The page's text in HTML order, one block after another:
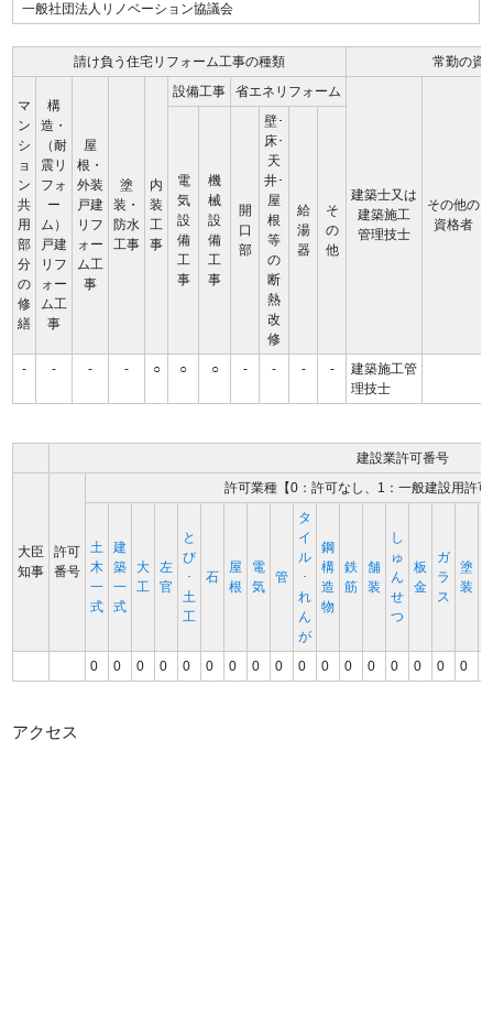
一般社団法人リノベーション協議会
請け負う住宅リフォーム工事の種類 常勤の資
マ
ン
シ
ョ
ン
共
用
部
分
の
修
繕
構
造・
（耐
震リ
フォ
ー
ム）
戸建
リフ
ォー
ム工
事
屋
根・
外装
戸建
リフ
ォー
ム工
事
塗
装・
防水
工事
内
装
工
事
設備工事 省エネリフォーム
建築士又は
建築施工
管理技士
その他の
資格者
電
気
設
備
工
事
機
械
設
備
工
事
開
口
部
壁･
床･
天
井･
屋
根
等
の
断
熱
改
修
給
湯
器
そ
の
他
- - - - ○ ○ ○ - - - -
建築施工管
理技士
建設業許可番号
大臣
知事
許可
番号
許可業種【0：許可なし、1：一般建設用許
土
木
一
式
建
築
一
式
大
工
左
官
と
び
･
土
工
石
屋
根
電
気
管
タ
イ
ル
･
れ
ん
が
鋼
構
造
物
鉄
筋
舗
装
し
ゅ
ん
せ
つ
板
金
ガ
ラ
ス
塗
装
0 0 0 0 0 0 0 0 0 0 0 0 0 0 0 0 0
アクセス